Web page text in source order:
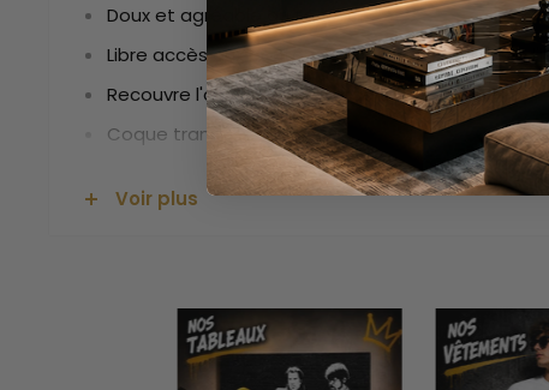
Doux et agréable au toucher
Libre accès aux boutons et aux accessoires de
Recouvre l'arrière et les bords du téléphone
Coque transparente
LIVRAISON OFFERTE
Coque de Téléphone.
Singe donnera un nouveau
Voir plus